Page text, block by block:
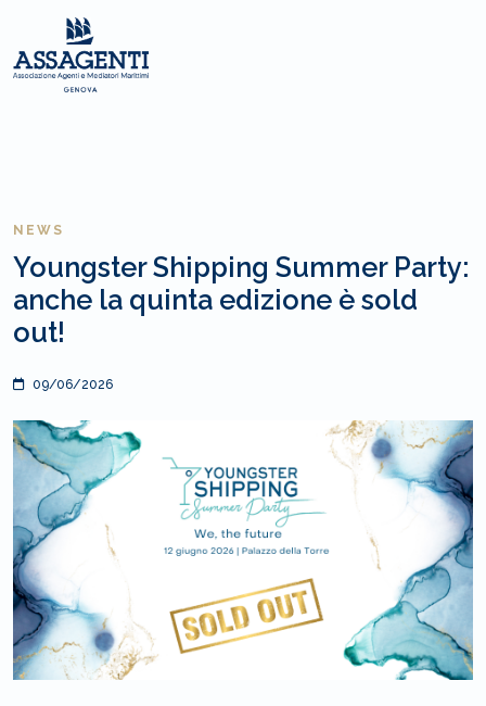
NEWS
Youngster Shipping Summer Party:
anche la quinta edizione è sold
out!
09/06/2026